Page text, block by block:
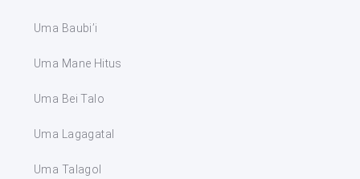
Uma Baubi’i
Uma Mane Hitus
Uma Bei Talo
Uma Lagagatal
Uma Talagol